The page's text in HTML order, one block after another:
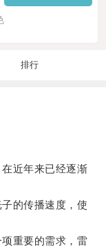
排行
近年来已经逐渐
的传播速度，使
重要的需求，雷